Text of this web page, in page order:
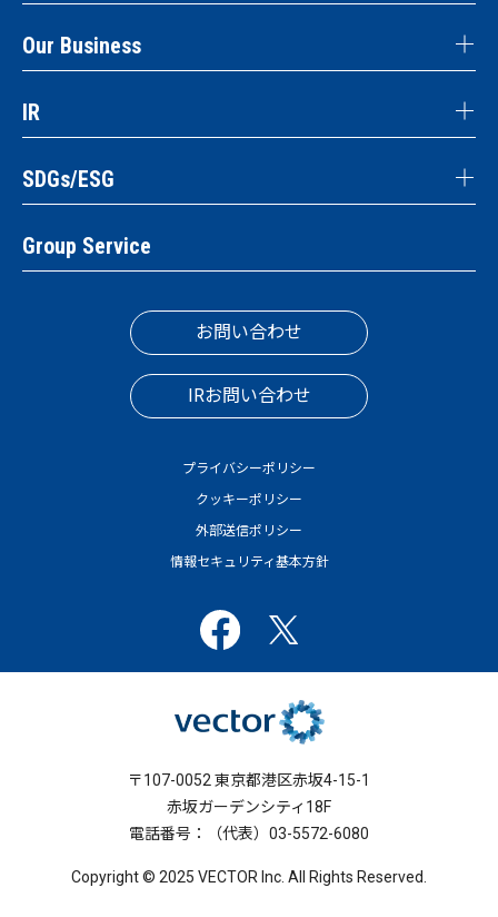
Our Business
IR
SDGs/ESG
Group Service
お問い合わせ
IRお問い合わせ
プライバシーポリシー
クッキーポリシー
外部送信ポリシー
情報セキュリティ基本方針
〒107-0052 東京都港区赤坂4-15-1
赤坂ガーデンシティ18F
電話番号：（代表）03-5572-6080
Copyright © 2025 VECTOR Inc. All Rights Reserved.